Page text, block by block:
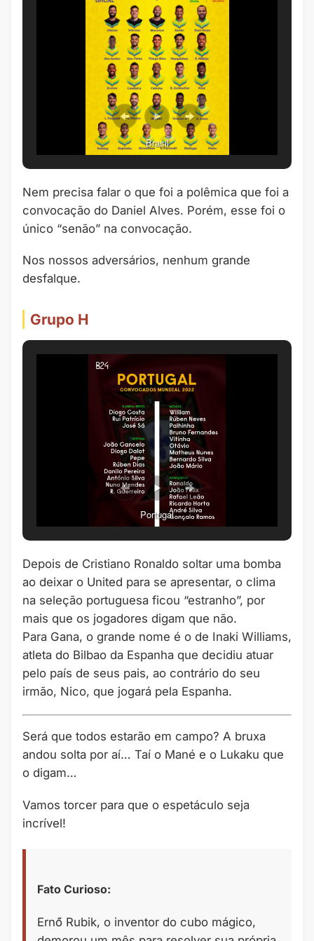
Brasil
Nem precisa falar o que foi a polêmica que foi a
convocação do Daniel Alves. Porém, esse foi o
único “senão” na convocação.
Nos nossos adversários, nenhum grande
desfalque.
Grupo H
Portugal
Depois de Cristiano Ronaldo soltar uma bomba
ao deixar o United para se apresentar, o clima
na seleção portuguesa ficou “estranho”, por
mais que os jogadores digam que não.
Para Gana, o grande nome é o de Inaki Williams,
atleta do Bilbao da Espanha que decidiu atuar
pelo país de seus pais, ao contrário do seu
irmão, Nico, que jogará pela Espanha.
Será que todos estarão em campo? A bruxa
andou solta por aí… Taí o Mané e o Lukaku que
o digam…
Vamos torcer para que o espetáculo seja
incrível!
Fato Curioso:
Ernő Rubik, o inventor do cubo mágico,